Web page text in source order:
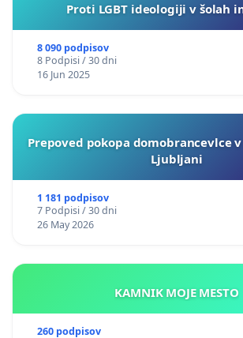
Proti LGBT ideologiji v šolah
8 090 podpisov
8 Podpisi / 30 dni
16 Jun 2025
Prepoved pokopa domobrancevlce
Ljubljani
1 181 podpisov
7 Podpisi / 30 dni
26 May 2026
KAMNIK MOJE MESTO
260 podpisov